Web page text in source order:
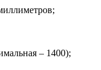
– 1400);